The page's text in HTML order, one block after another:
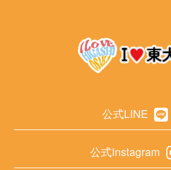
公式LINE
公式Instagram